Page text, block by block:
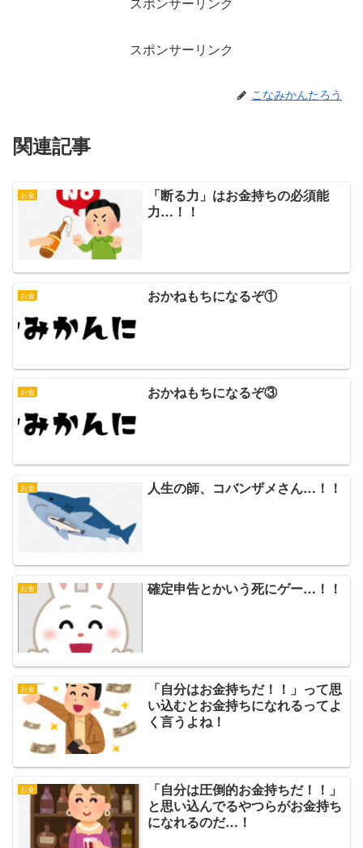
スポンサーリンク
こなみかんたろう
関連記事
お金
「断る力」はお金持ちの必須能
力…！！
お金 おかねもちになるぞ①
お金 おかねもちになるぞ③
お金 人生の師、コバンザメさん…！！
お金 確定申告とかいう死にゲー…！！
お金
「自分はお金持ちだ！！」って思
い込むとお金持ちになれるってよ
く言うよね！
お金
「自分は圧倒的お金持ちだ！！」
と思い込んでるやつらがお金持ち
になれるのだ…！